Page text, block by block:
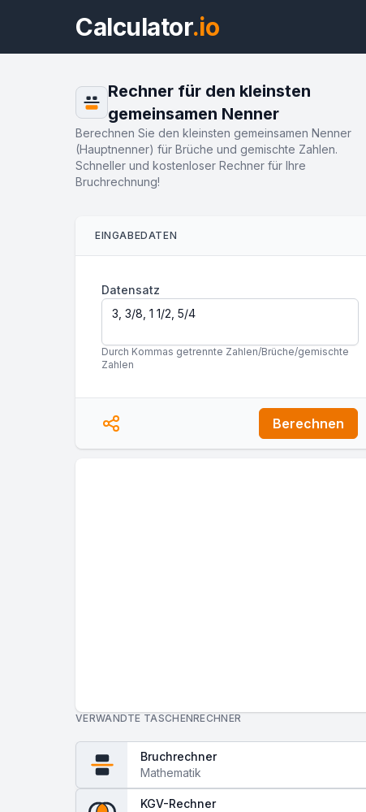
Calculator.io
Rechner für den kleinsten
gemeinsamen Nenner
Berechnen Sie den kleinsten gemeinsamen Nenner
(Hauptnenner) für Brüche und gemischte Zahlen.
Schneller und kostenloser Rechner für Ihre
Bruchrechnung!
EINGABEDATEN
Datensatz
Durch Kommas getrennte Zahlen/Brüche/gemischte
Zahlen
Berechnen
VERWANDTE TASCHENRECHNER
Bruchrechner
Mathematik
KGV-Rechner